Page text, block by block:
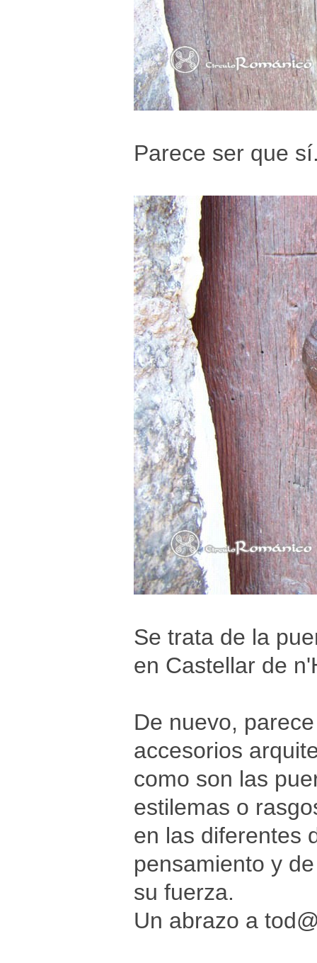
Parece ser que
Se trata de la
en Castellar de
De nuevo,
accesorios
como son las
estilemas o
en las diferentes
pensamiento y
su fuerza.
Un abrazo a